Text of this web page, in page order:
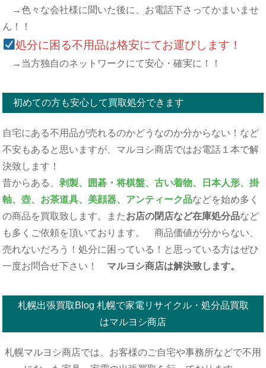
→色々な会社様に聞いた後に、お電話下さってかまいませ
ん！！
処分に困る不用品は格安にてお運びします！
→当方独自のネットワークにて安心・確実に！！
初めての方も安心して買取処分できます
自宅にある不用品が売れるのかどうなのか分からない！など
不安もあると思いますが、マルヨシ商店ではお電話１本で解
決致します！
昔からある、剥製、囲碁・将棋盤、古い着物、日本人形、掛
軸、壺、お茶道具、美顔器、アンティーク品などを始め多く
の商品を買取致します。またお店の閉店など在庫処分品など
も多くご依頼を頂いております。 商品価値が分からない、
売れないだろう！処分に困っている！と思っている方はぜひ
一度お問合せ下さい！ マルヨシ商店は解決致します。
札幌出張買取Blog 札幌で家電リサイクル・処分品買取
はマルヨシ商店
札幌マルヨシ商店では、お客様のご自宅や事務所などで不用